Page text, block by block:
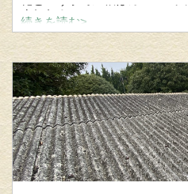
ました！
コロニアルと言う屋根材に使
ストを飛散又は高額な処分費
す！
続きを読む>